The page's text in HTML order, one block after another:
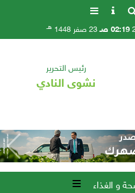
02:19 صـ 23 صفر 1448 هـ
رئيس التحرير
نشوى النادي
و الغذاء